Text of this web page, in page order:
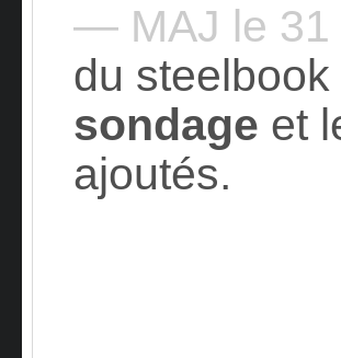
— MAJ le
du
sondage et
ajoutés.